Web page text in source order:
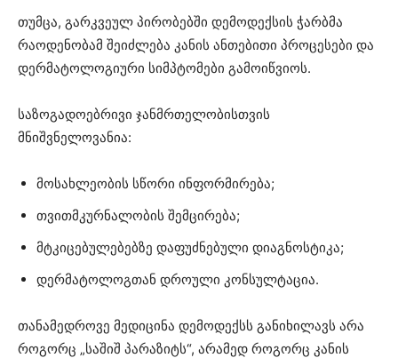
თუმცა, გარკვეულ პირობებში დემოდექსის ჭარბმა
რაოდენობამ შეიძლება კანის ანთებითი პროცესები და
დერმატოლოგიური სიმპტომები გამოიწვიოს.
საზოგადოებრივი ჯანმრთელობისთვის
მნიშვნელოვანია:
მოსახლეობის სწორი ინფორმირება;
თვითმკურნალობის შემცირება;
მტკიცებულებებზე დაფუძნებული დიაგნოსტიკა;
დერმატოლოგთან დროული კონსულტაცია.
თანამედროვე მედიცინა დემოდექსს განიხილავს არა
როგორც „საშიშ პარაზიტს“, არამედ როგორც კანის